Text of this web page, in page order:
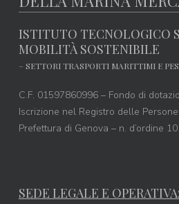
ISTITUTO TECNOLOGICO
MOBILITÀ SOSTENIBILE
– SETTORI TRASPORTI MARITTIMI E
C.F. 01597860996 – Fondo di
Iscrizione nel Registro delle
Prefettura di Genova – n. d’ordine
SEDE LEGALE E OPERATIVA: